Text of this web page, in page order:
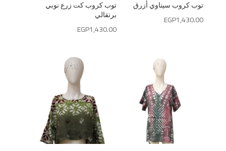
توب كروب كت زرع نوبي
برتقالي
EGP1,430.00
توب كروب سيناوي أزرق
EGP1,430.00